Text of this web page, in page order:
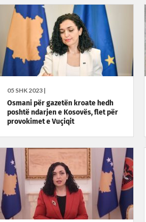
05 SHK 2023 |
Osmani për gazetën kroate hedh
poshtë ndarjen e Kosovës, flet për
provokimet e Vuçiqit